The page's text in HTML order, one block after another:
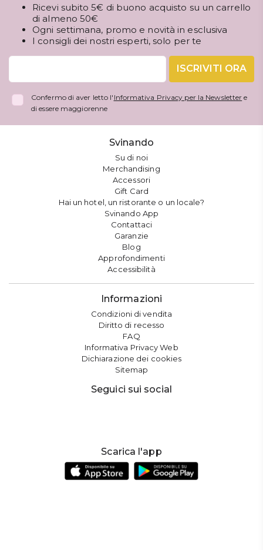
Ricevi subito 5€ di buono acquisto su un carrello
di almeno 50€
Ogni settimana, promo e novità in esclusiva
I consigli dei nostri esperti, solo per te
ISCRIVITI ORA
Confermo di aver letto l' Informativa Privacy per la Newsletter e
di essere maggiorenne
Svinando
Su di noi
Merchandising
Accessori
Gift Card
Hai un hotel, un ristorante o un locale?
Svinando App
Contattaci
Garanzie
Blog
Approfondimenti
Accessibilità
Informazioni
Condizioni di vendita
Diritto di recesso
FAQ
Informativa Privacy Web
Dichiarazione dei cookies
Sitemap
Seguici sui social
Scarica l'app